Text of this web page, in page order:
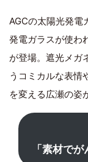
AGCの太陽光発電
発電ガラスが使わ
が登場。遮光メガ
うコミカルな表情
を変える広瀬の姿
「素材で